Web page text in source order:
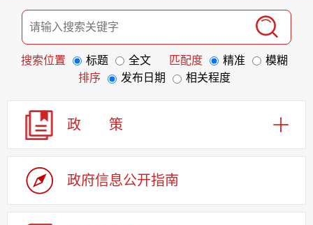
搜索位置 标题 全文 匹配度 精准
模糊
排序
发布日期 相关程度
政 策
政府信息公开指南